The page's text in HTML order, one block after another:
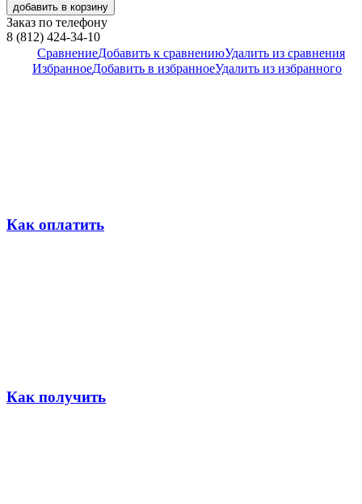
добавить в корзину
Заказ по телефону
8 (812) 424-34-10
СравнениеДобавить к сравнениюУдалить из сравнения
ИзбранноеДобавить в избранноеУдалить из избранного
Как оплатить
Как получить